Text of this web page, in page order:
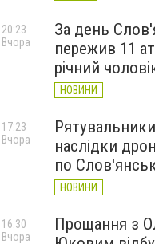
За день
пережив 11
річний
НОВИНИ
20:23
Вчора
наслідки
по
НОВИНИ
17:23
Вчора
Прощання з
16:30
Вчора